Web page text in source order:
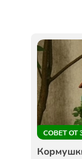
СОВЕТ ОТ